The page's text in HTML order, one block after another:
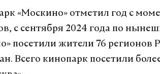
«Москино» отметил год с
с сентября 2024 года по
посетили жители 76 регионов
Всего кинопарк посетили